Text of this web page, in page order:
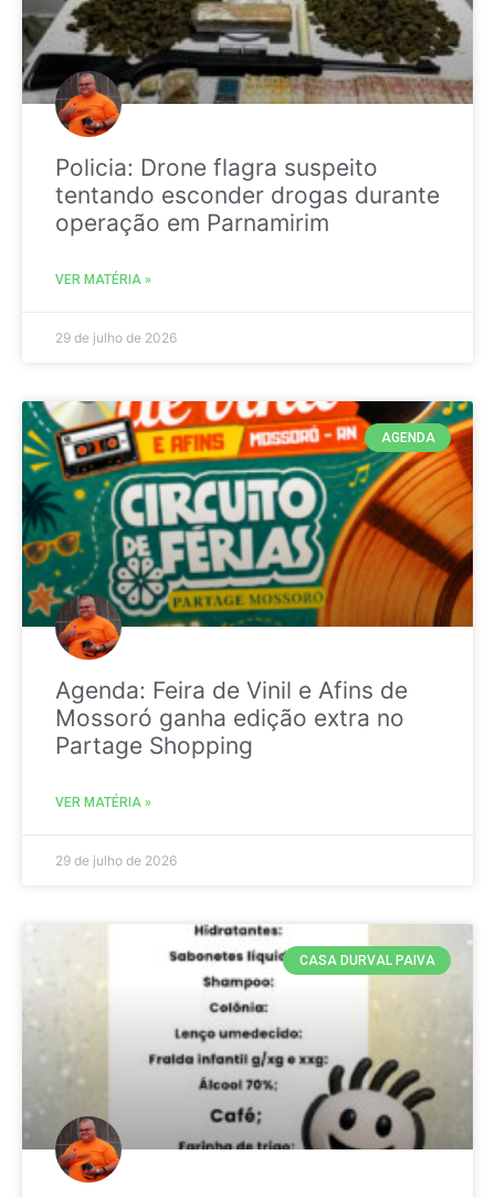
Policia: Drone flagra suspeito
tentando esconder drogas durante
operação em Parnamirim
VER MATÉRIA »
29 de julho de 2026
AGENDA
Agenda: Feira de Vinil e Afins de
Mossoró ganha edição extra no
Partage Shopping
VER MATÉRIA »
29 de julho de 2026
CASA DURVAL PAIVA